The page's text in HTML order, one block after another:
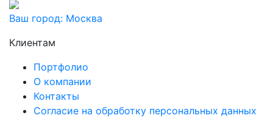
Ваш город: Москва
Клиентам
Портфолио
О компании
Контакты
Согласие на обработку персональных данных